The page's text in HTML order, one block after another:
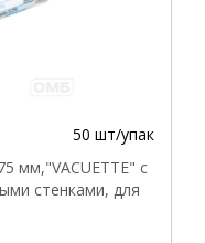
50 шт/упак
мм,"VACUETTE" с
стенками, для